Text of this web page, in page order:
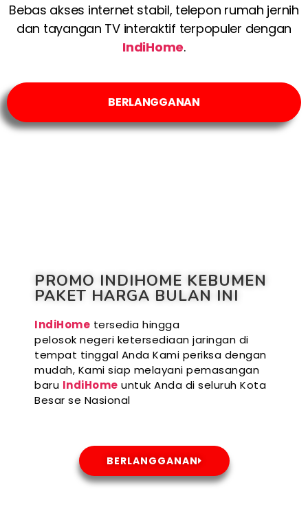
Bebas akses internet stabil, telepon rumah jernih
dan tayangan TV interaktif terpopuler dengan
IndiHome.
BERLANGGANAN
PROMO INDIHOME KEBUMEN
PAKET HARGA BULAN INI
IndiHome tersedia hingga
pelosok negeri ketersediaan jaringan di
tempat tinggal Anda Kami periksa dengan
mudah, Kami siap melayani pemasangan
baru IndiHome untuk Anda di seluruh Kota
Besar se Nasional
BERLANGGANAN